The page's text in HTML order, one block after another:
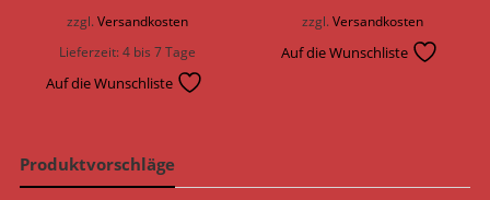
zzgl.Versandkosten
Lieferzeit:4 bis 7 Tage
Auf die Wunschliste
zzgl. Versandkosten
Auf die Wunschliste
Produktvorschläge